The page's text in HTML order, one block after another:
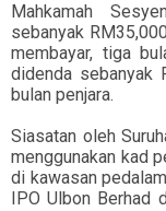
Mahkamah
sebanyak
membayar, tiga
didenda sebanyak
bulan penjara.
Siasatan oleh
menggunakan kad
di kawasan
IPO Ulbon Berhad